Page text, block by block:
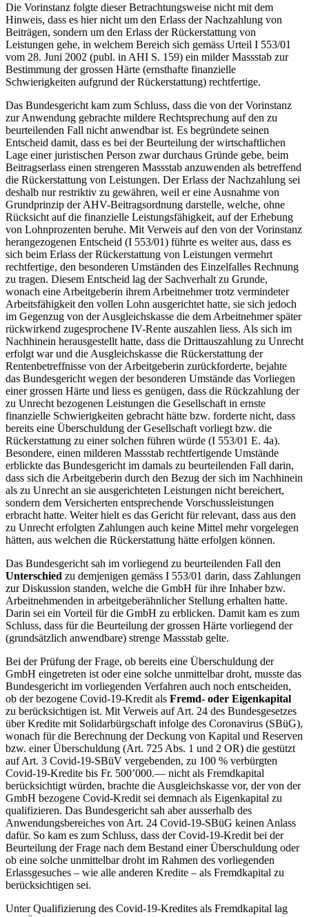
Die Vorinstanz folgte dieser Betrachtungsweise nicht mit dem
Hinweis, dass es hier nicht um den Erlass der Nachzahlung von
Beiträgen, sondern um den Erlass der Rückerstattung von
Leistungen gehe, in welchem Bereich sich gemäss Urteil I 553/01
vom 28. Juni 2002 (publ. in AHI S. 159) ein milder Massstab zur
Bestimmung der grossen Härte (ernsthafte finanzielle
Schwierigkeiten aufgrund der Rückerstattung) rechtfertige.
Das Bundesgericht kam zum Schluss, dass die von der Vorinstanz
zur Anwendung gebrachte mildere Rechtsprechung auf den zu
beurteilenden Fall nicht anwendbar ist. Es begründete seinen
Entscheid damit, dass es bei der Beurteilung der wirtschaftlichen
Lage einer juristischen Person zwar durchaus Gründe gebe, beim
Beitragserlass einen strengeren Massstab anzuwenden als betreffend
die Rückerstattung von Leistungen. Der Erlass der Nachzahlung sei
deshalb nur restriktiv zu gewähren, weil er eine Ausnahme von
Grundprinzip der AHV-Beitragsordnung darstelle, welche, ohne
Rücksicht auf die finanzielle Leistungsfähigkeit, auf der Erhebung
von Lohnprozenten beruhe. Mit Verweis auf den von der Vorinstanz
herangezogenen Entscheid (I 553/01) führte es weiter aus, dass es
sich beim Erlass der Rückerstattung von Leistungen vermehrt
rechtfertige, den besonderen Umständen des Einzelfalles Rechnung
zu tragen. Diesem Entscheid lag der Sachverhalt zu Grunde,
wonach eine Arbeitgeberin ihrem Arbeitnehmer trotz vermindeter
Arbeitsfähigkeit den vollen Lohn ausgerichtet hatte, sie sich jedoch
im Gegenzug von der Ausgleichskasse die dem Arbeitnehmer später
rückwirkend zugesprochene IV-Rente auszahlen liess. Als sich im
Nachhinein herausgestellt hatte, dass die Drittauszahlung zu Unrecht
erfolgt war und die Ausgleichskasse die Rückerstattung der
Rentenbetreffnisse von der Arbeitgeberin zurückforderte, bejahte
das Bundesgericht wegen der besonderen Umstände das Vorliegen
einer grossen Härte und liess es genügen, dass die Rückzahlung der
zu Unrecht bezogenen Leistungen die Gesellschaft in ernste
finanzielle Schwierigkeiten gebracht hätte bzw. forderte nicht, dass
bereits eine Überschuldung der Gesellschaft vorliegt bzw. die
Rückerstattung zu einer solchen führen würde (I 553/01 E. 4a).
Besondere, einen milderen Massstab rechtfertigende Umstände
erblickte das Bundesgericht im damals zu beurteilenden Fall darin,
dass sich die Arbeitgeberin durch den Bezug der sich im Nachhinein
als zu Unrecht an sie ausgerichteten Leistungen nicht bereichert,
sondern dem Versicherten entsprechende Vorschussleistungen
erbracht hatte. Weiter hielt es das Gericht für relevant, dass aus den
zu Unrecht erfolgten Zahlungen auch keine Mittel mehr vorgelegen
hätten, aus welchen die Rückerstattung hätte erfolgen können.
Das Bundesgericht sah im vorliegend zu beurteilenden Fall den
Unterschied zu demjenigen gemäss I 553/01 darin, dass Zahlungen
zur Diskussion standen, welche die GmbH für ihre Inhaber bzw.
Arbeitnehmenden in arbeitgeberähnlicher Stellung erhalten hatte.
Darin sei ein Vorteil für die GmbH zu erblicken. Damit kam es zum
Schluss, dass für die Beurteilung der grossen Härte vorliegend der
(grundsätzlich anwendbare) strenge Massstab gelte.
Bei der Prüfung der Frage, ob bereits eine Überschuldung der
GmbH eingetreten ist oder eine solche unmittelbar droht, musste das
Bundesgericht im vorliegenden Verfahren auch noch entscheiden,
ob der bezogene Covid-19-Kredit als Fremd- oder Eigenkapital
zu berücksichtigen ist. Mit Verweis auf Art. 24 des Bundesgesetzes
über Kredite mit Solidarbürgschaft infolge des Coronavirus (SBüG),
wonach für die Berechnung der Deckung von Kapital und Reserven
bzw. einer Überschuldung (Art. 725 Abs. 1 und 2 OR) die gestützt
auf Art. 3 Covid-19-SBüV vergebenden, zu 100 % verbürgten
Covid-19-Kredite bis Fr. 500’000.— nicht als Fremdkapital
berücksichtigt würden, brachte die Ausgleichskasse vor, der von der
GmbH bezogene Covid-Kredit sei demnach als Eigenkapital zu
qualifizieren. Das Bundesgericht sah aber ausserhalb des
Anwendungsbereiches von Art. 24 Covid-19-SBüG keinen Anlass
dafür. So kam es zum Schluss, dass der Covid-19-Kredit bei der
Beurteilung der Frage nach dem Bestand einer Überschuldung oder
ob eine solche unmittelbar droht im Rahmen des vorliegenden
Erlassgesuches – wie alle anderen Kredite – als Fremdkapital zu
berücksichtigen sei.
Unter Qualifizierung des Covid-19-Kredites als Fremdkapital lag